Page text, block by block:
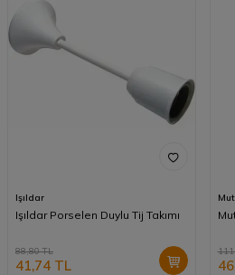
Işıldar
Işıldar Porselen Duylu Tij Takımı
88,80TL
41,74 TL